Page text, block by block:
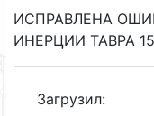
ИСПРАВЛЕНА
ИНЕРЦИИ ТАВРА
Загрузил: